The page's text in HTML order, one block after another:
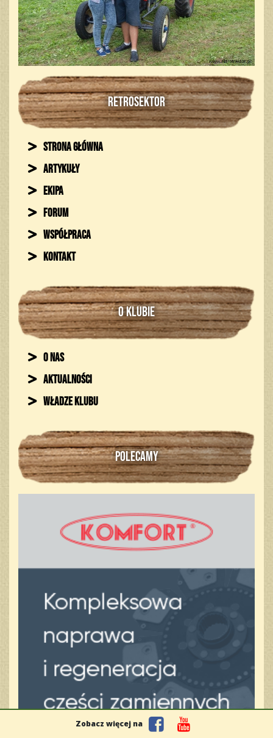
RETROSEKTOR
Strona główna
Artykuły
Ekipa
Forum
Współpraca
Kontakt
O KLUBIE
O nas
Aktualności
Władze klubu
POLECAMY
Zobacz więcej na